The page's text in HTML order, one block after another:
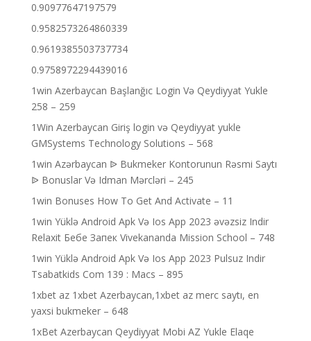
0.90977647197579
0.9582573264860339
0.9619385503737734
0.9758972294439016
1win Azerbaycan Başlanğıc Login Və Qeydiyyat Yukle
258 – 259
1Win Azerbaycan Giriş login və Qeydiyyat yukle
GMSystems Technology Solutions – 568
1win Azərbaycan ᐉ Bukmeker Kontorunun Rəsmi Saytı
ᐉ Bonuslar Və Idman Mərcləri – 245
1win Bonuses How To Get And Activate – 11
1win Yüklə Android Apk Və Ios App 2023 əvəzsiz Indir
Relaxit Бебе Запек Vivekananda Mission School – 748
1win Yüklə Android Apk Və Ios App 2023 Pulsuz Indir
Tsabatkids Com 139 : Macs – 895
1xbet az 1xbet Azerbaycan,1xbet az merc saytı, en
yaxsi bukmeker – 648
1xBet Azerbaycan Qeydiyyat Mobi AZ Yukle Elaqe